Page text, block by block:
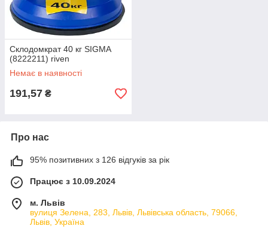
Склодомкрат 40 кг SIGMA
(8222211) riven
Немає в наявності
191,57 ₴
Про нас
95% позитивних з 126 відгуків за рік
Працює з 10.09.2024
м. Львів
вулиця Зелена, 283, Львів, Львівська область, 79066,
Львів, Україна